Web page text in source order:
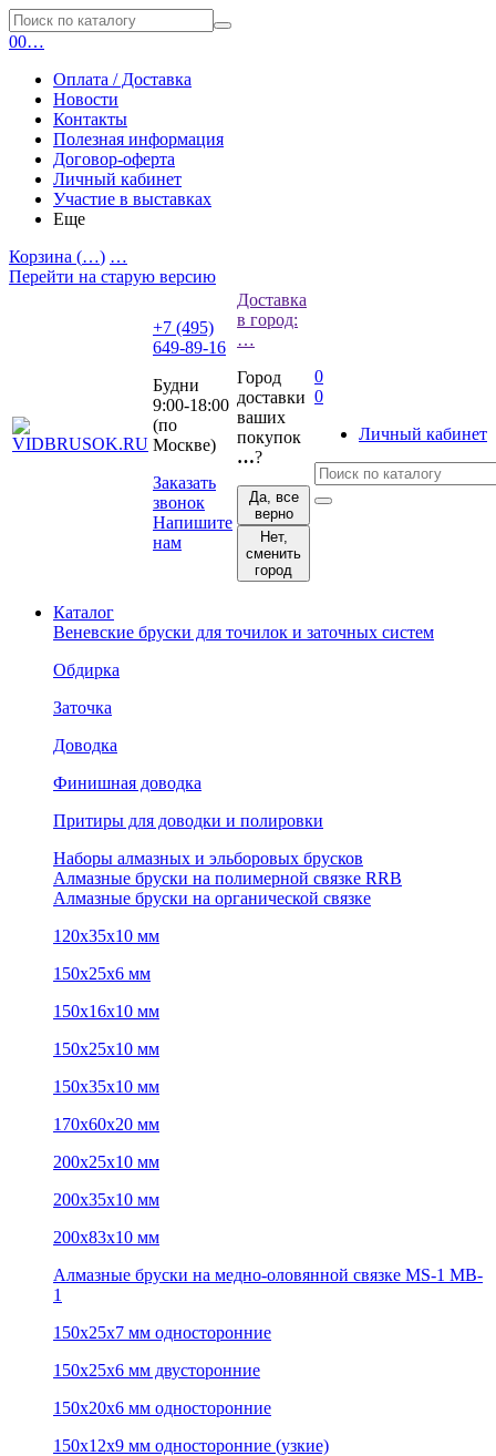
00…
Оплата / Доставка
Новости
Контакты
Полезная информация
Договор-оферта
Личный кабинет
Участие в выставках
Еще
Корзина (…) …
Перейти на старую версию
+7 (495)
649-89-16
Будни
9:00-18:00
(по
Москве)
Заказать
звонок
Напишите
нам
Доставка
в город:
…
Город
доставки
ваших
покупок
…?
Да, все
верно
Нет,
сменить
город
0
0
Личный кабинет
Каталог
Веневские бруски для точилок и заточных систем
Обдирка
Заточка
Доводка
Финишная доводка
Притиры для доводки и полировки
Наборы алмазных и эльборовых брусков
Алмазные бруски на полимерной связке RRB
Алмазные бруски на органической связке
120х35х10 мм
150х25х6 мм
150х16х10 мм
150х25х10 мм
150х35х10 мм
170х60х20 мм
200х25х10 мм
200х35х10 мм
200х83х10 мм
Алмазные бруски на медно-оловянной связке MS-1 MB-
1
150х25х7 мм односторонние
150х25х6 мм двусторонние
150х20х6 мм односторонние
150х12х9 мм односторонние (узкие)